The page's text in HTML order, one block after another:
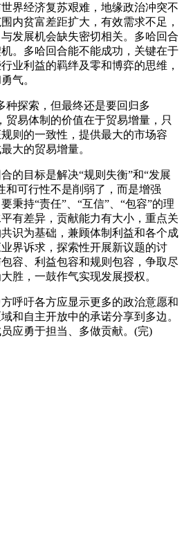
界经济复苏艰难，地缘政治冲突不
内贫富差距扩大，有效需求不足，
发展机会缺失密切相关。多哈回合
。多哈回合能不能成功，关键在于
业利益的羁绊及零和博弈的思维，
气。
探索，但最终还是要回归多
贸易体制的价值在于贸易增量，只
则的一致性，提供最大的市场容
大的贸易增量。
目标是解决“规则失衡”和“发展
和可行性不是削弱了，而是增强
秉持“责任”、“互信”、“包容”的理
有差异，贡献能力有大小，重点关
识为基础，兼顾体制利益和各个成
界诉求，探索性开展新议题的讨
容、利益包容和规则包容，争取尽
胜，一鼓作气实现发展授权。
吁各方应显示更多的政治意愿和
和自主开放中的承诺分享到多边。
应勇于担当、多做贡献。(完)